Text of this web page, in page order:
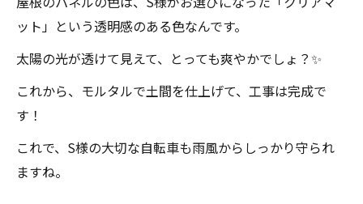
ット」という透明感のある色なんです。
太陽の光が透けて見えて、とっても爽やかでしょ？✨
これから、モルタルで土間を仕上げて、工事は完成で
す！
これで、S様の大切な自転車も雨風からしっかり守られ
ますね。